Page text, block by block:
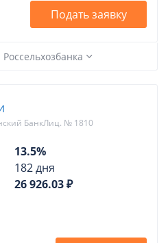
Подать заявку
БанкЛиц. № 1810
13.5%
182 дня
26 926.03 ₽